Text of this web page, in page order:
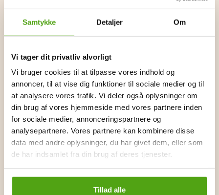
Samtykke Detaljer Om
Vi tager dit privatliv alvorligt
Vi bruger cookies til at tilpasse vores indhold og
annoncer, til at vise dig funktioner til sociale medier og til
at analysere vores trafik. Vi deler også oplysninger om
din brug af vores hjemmeside med vores partnere inden
for sociale medier, annonceringspartnere og
analysepartnere. Vores partnere kan kombinere disse
data med andre oplysninger, du har givet dem, eller som
de har indsamlet fra din brug af deres tjenester.
Tillad alle
For at tiltrække nye såvel som eksisterende kunder,
Dermed kan du nemt finde et godt tilbud, uanset om du
ønsker at spare penge på din første bestilling eller opnå
rabatter gennem loyalitetsprogrammer. Du kan med
fordel tilmelde dig Wolts nyhedsbrev, hvor du vil kunne
modtage eksklusive rabatkoder samt blive opdateret
med de seneste kampagner.
Du kan også tjene ekstra penge ved siden af dit studie
ved at blive en del af Wolts referral-program, hvor du kan
tjene rabatter ved at henvise dine venner. Derudover
udgiver Wolt ofte specialtilbud på udvalgte varegrupper
ønsker at gøre nogle kup.